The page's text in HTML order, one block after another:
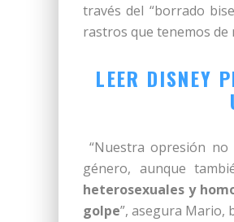
través del “borrado
rastros que tenemos de
LEER DISNEY
“Nuestra opresión
género, aunque
heterosexuales y
golpe”, asegura Mario,